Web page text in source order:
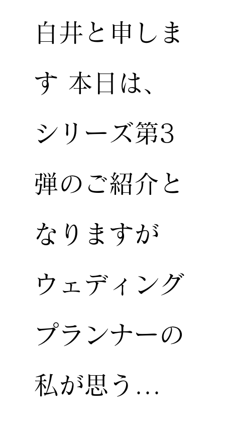
白井と申しま
す 本日は、
シリーズ第3
弾のご紹介と
なりますが
ウェディング
プランナーの
私が思う...